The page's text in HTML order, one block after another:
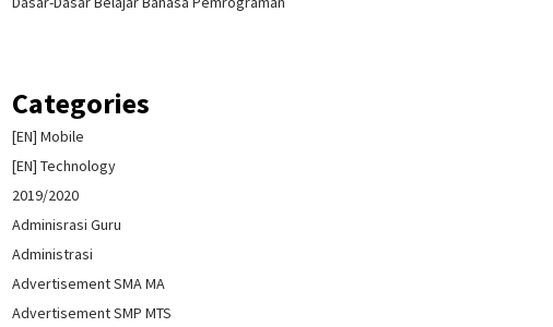
Categories
[EN] Mobile
[EN] Technology
2019/2020
Adminisrasi Guru
Administrasi
Advertisement SMA MA
Advertisement SMP MTS